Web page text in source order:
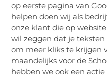
op eerste pagina van
helpen doen wij als
onze klant die op
wil zeggen dat je
om meer kliks te krijgen
maandelijks voor de
hebben we ook een